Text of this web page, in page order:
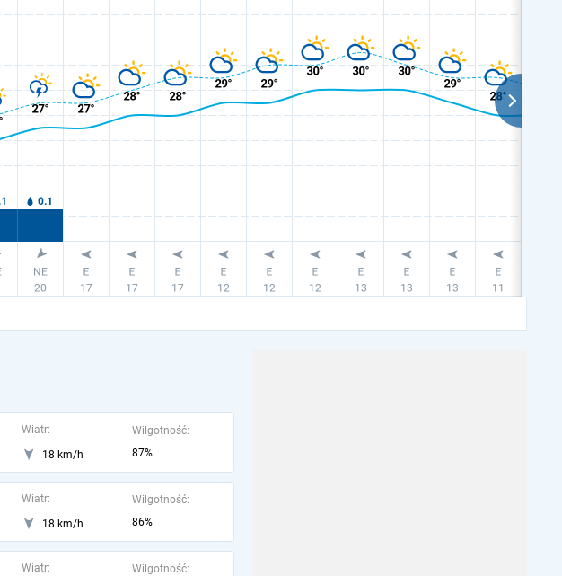
Wiatr:
18 km/h
Wilgotność:
87%
Wiatr:
18 km/h
Wilgotność:
86%
Wiatr:
Wilgotność: